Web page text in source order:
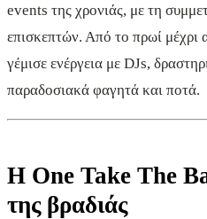
events της χρονιάς, με τη
επισκεπτών. Από το πρωί μέχρι
γέμισε ενέργεια με DJs,
παραδοσιακά φαγητά και ποτά.
Η One Take The
της βραδιάς